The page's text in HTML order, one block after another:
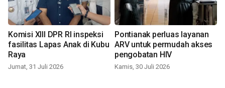
Komisi XIII DPR RI inspeksi
fasilitas Lapas Anak di Kubu
Raya
Jumat, 31 Juli 2026
Pontianak perluas layanan
ARV untuk permudah akses
pengobatan HIV
Kamis, 30 Juli 2026